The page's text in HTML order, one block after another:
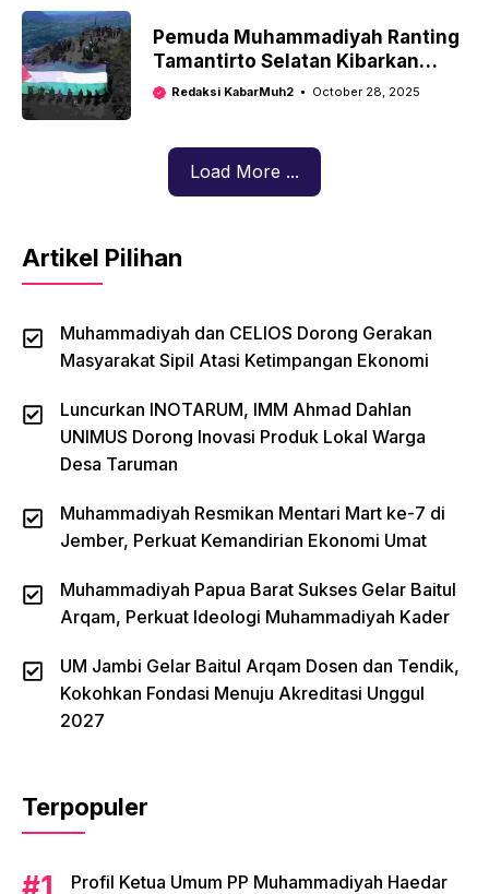
Pemuda Muhammadiyah Ranting
Tamantirto Selatan Kibarkan
Bendera Palestina di Puncak
Redaksi KabarMuh2 October 28, 2025
Load More ...
Artikel Pilihan
Muhammadiyah dan CELIOS Dorong Gerakan
Masyarakat Sipil Atasi Ketimpangan Ekonomi
Luncurkan INOTARUM, IMM Ahmad Dahlan
UNIMUS Dorong Inovasi Produk Lokal Warga
Desa Taruman
Muhammadiyah Resmikan Mentari Mart ke-7 di
Jember, Perkuat Kemandirian Ekonomi Umat
Muhammadiyah Papua Barat Sukses Gelar Baitul
Arqam, Perkuat Ideologi Muhammadiyah Kader
UM Jambi Gelar Baitul Arqam Dosen dan Tendik,
Kokohkan Fondasi Menuju Akreditasi Unggul
2027
Terpopuler
Profil Ketua Umum PP Muhammadiyah Haedar